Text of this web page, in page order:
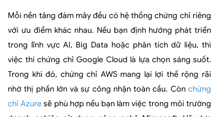
Mỗi nền tảng đám mây đều có hệ thống chứng chỉ riêng
với ưu điểm khác nhau. Nếu bạn định hướng phát triển
trong lĩnh vực AI, Big Data hoặc phân tích dữ liệu, thì
việc thi chứng chỉ Google Cloud là lựa chọn sáng suốt.
Trong khi đó, chứng chỉ AWSmang lại lợi thế rộng rãi
nhờ thị phần lớn và sự công nhận toàn cầu. Còn chứng
chỉ Azure sẽ phù hợp nếu bạn làm việc trong môi trường